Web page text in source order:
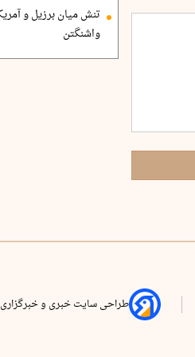
تنش میان برزیل و
واشنگتن
طراحی سایت خبری و خبرگزاری